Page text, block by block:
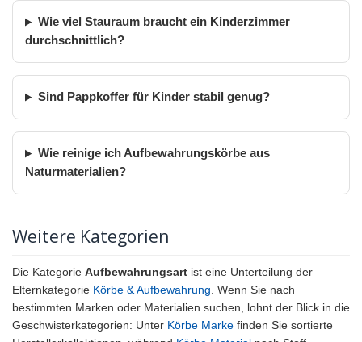
Wie viel Stauraum braucht ein Kinderzimmer
durchschnittlich?
Sind Pappkoffer für Kinder stabil genug?
Wie reinige ich Aufbewahrungskörbe aus
Naturmaterialien?
Weitere Kategorien
Die Kategorie Aufbewahrungsart ist eine Unterteilung der
Elternkategorie Körbe & Aufbewahrung. Wenn Sie nach
bestimmten Marken oder Materialien suchen, lohnt der Blick in die
Geschwisterkategorien: Unter Körbe Marke finden Sie sortierte